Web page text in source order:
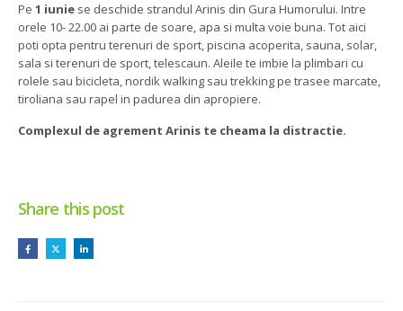
Pe 1 iunie se deschide strandul Arinis din Gura Humorului. Intre
orele 10- 22.00 ai parte de soare, apa si multa voie buna. Tot aici
poti opta pentru terenuri de sport, piscina acoperita, sauna, solar,
sala si terenuri de sport, telescaun. Aleile te imbie la plimbari cu
rolele sau bicicleta, nordik walking sau trekking pe trasee marcate,
tiroliana sau rapel in padurea din apropiere.
Complexul de agrement Arinis te cheama la distractie.
Share this post